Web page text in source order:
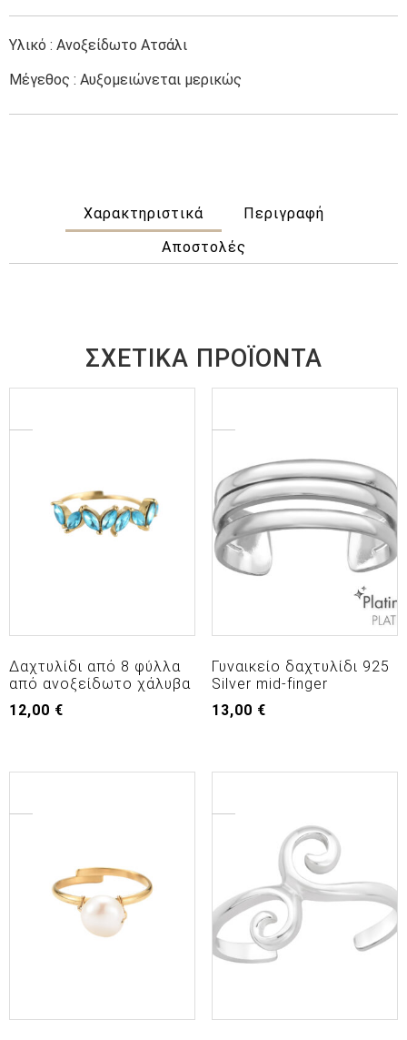
Υλικό : Ανοξείδωτο Ατσάλι
Μέγεθος : Αυξομειώνεται μερικώς
Χαρακτηριστικά
Περιγραφή
Αποστολές
ΣΧΕΤΙΚΆ ΠΡΟΪΌΝΤΑ
Δαχτυλίδι από 8 φύλλα
από ανοξείδωτο χάλυβα
12,00 €
Γυναικείο δαχτυλίδι 925
Silver mid-finger
13,00 €